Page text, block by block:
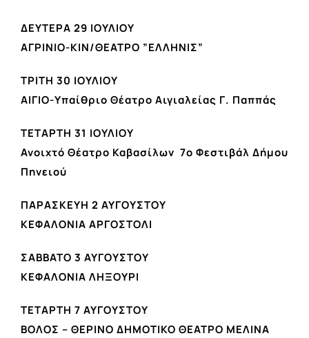
ΔΕΥΤΕΡΑ 29 ΙΟΥΛΙΟΥ
ΑΓΡΙΝΙΟ-ΚΙΝ/ΘΕΑΤΡΟ ”ΕΛΛΗΝΙΣ”
ΤΡΙΤΗ 30 ΙΟΥΛΙΟΥ
ΑΙΓΙΟ-Υπαίθριο Θέατρο Αιγιαλείας Γ. Παππάς
ΤΕΤΑΡΤΗ 31 ΙΟΥΛΙΟΥ
Ανοιχτό Θέατρο Καβασίλων 7ο Φεστιβάλ Δήμου
Πηνειού
ΠΑΡΑΣΚΕΥΗ 2 ΑΥΓΟΥΣΤΟΥ
ΚΕΦΑΛΟΝΙΑ ΑΡΓΟΣΤΟΛΙ
ΣΑΒΒΑΤΟ 3 ΑΥΓΟΥΣΤΟΥ
ΚΕΦΑΛΟΝΙΑ ΛΗΞΟΥΡΙ
ΤΕΤΑΡΤΗ 7 ΑΥΓΟΥΣΤΟΥ
ΒΟΛΟΣ – ΘΕΡΙΝΟ ΔΗΜΟΤΙΚΟ ΘΕΑΤΡΟ ΜΕΛΙΝΑ